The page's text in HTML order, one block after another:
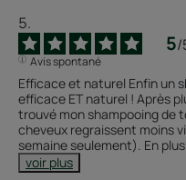
5/
Avis spontané
Efficace et naturel Enfin un
efficace ET naturel ! Après
trouvé mon shampooing de
cheveux regraissent moins
semaine seulement). En
voir plus